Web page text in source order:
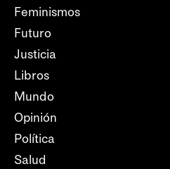
Feminismos
Futuro
Justicia
Libros
Mundo
Opinión
Política
Salud